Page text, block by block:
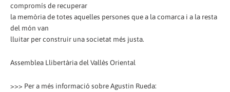
compromís de recuperar
la memòria de totes aquelles persones que a la comarca i a la resta
del món van
lluitar per construir una societat més justa.
Assemblea Llibertària del Vallès Oriental
>>> Per a més informació sobre Agustin Rueda: